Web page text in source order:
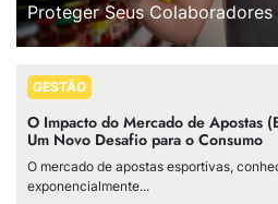
Proteger Seus
GESTÃO
O Impacto do Mercado de Apostas
Um Novo Desafio para o Consumo
O mercado de apostas esportivas,
exponencialmente...